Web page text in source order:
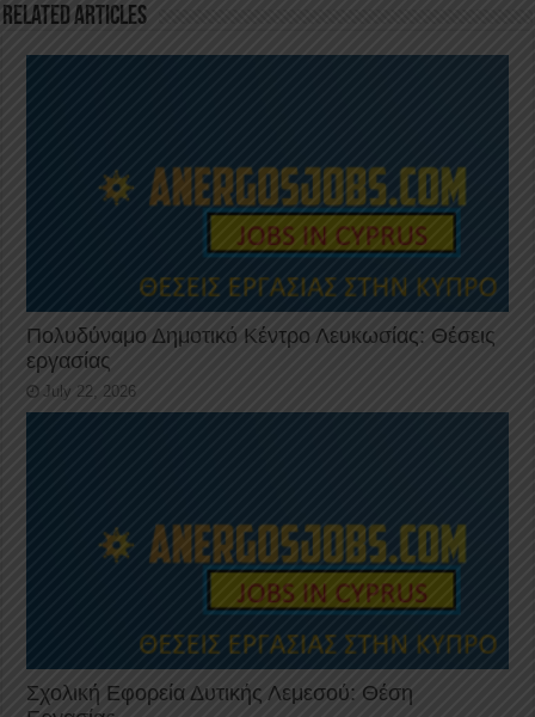
k
Related Articles
Πολυδύναμο Δημοτικό Κέντρο Λευκωσίας: Θέσεις
εργασίας
July 22, 2026
Σχολική Εφορεία Δυτικής Λεμεσού: Θέση